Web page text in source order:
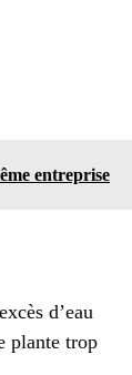
entreprise
d’eau
plante trop